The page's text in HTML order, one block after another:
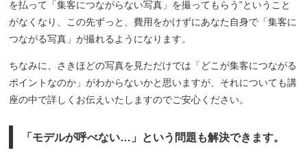
を払って「集客につながらない写真」を撮ってもらう”ということ
がなくなり、この先ずっと、費用をかけずにあなた自身で「集客に
つながる写真」が撮れるようになります。
ちなみに、さきほどの写真を見ただけでは「どこが集客につながる
ポイントなのか」がわからないかと思いますが、それについても講
座の中で詳しくお伝えいたしますのでご安心ください。
「モデルが呼べない…」という問題も解決できます。